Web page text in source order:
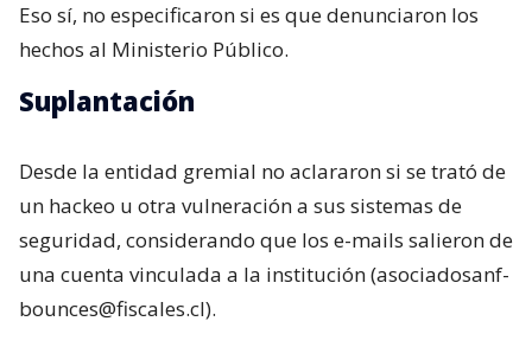
Eso sí, no especificaron si es que denunciaron los
hechos al Ministerio Público.
Suplantación
Desde la entidad gremial no aclararon si se trató de
un hackeo u otra vulneración a sus sistemas de
seguridad, considerando que los e-mails salieron de
una cuenta vinculada a la institución (asociadosanf-
bounces@fiscales.cl).